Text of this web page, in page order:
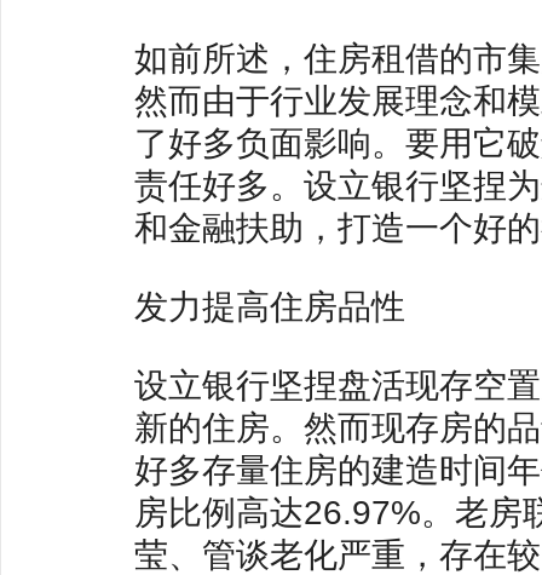
如前所述，住房租借的市
然而由于行业发展理念和
了好多负面影响。要用它
责任好多。设立银行坚捏
和金融扶助，打造一个好
发力提高住房品性
设立银行坚捏盘活现存空
新的住房。然而现存房的
好多存量住房的建造时间
房比例高达26.97%。老房
莹、管谈老化严重，存在